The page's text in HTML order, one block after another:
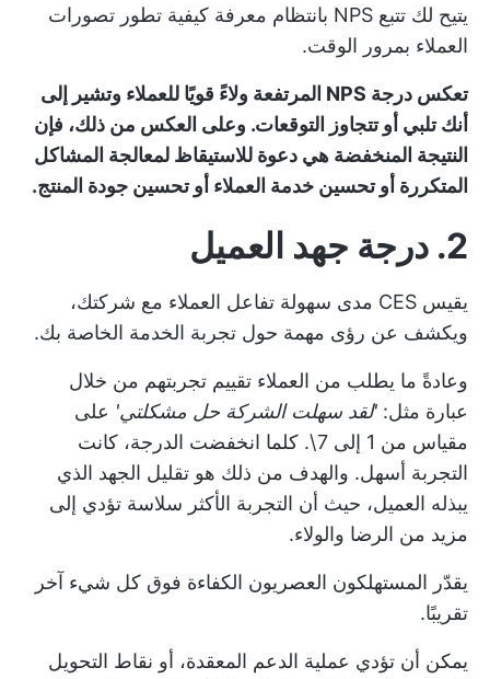
يتيح لك تتبع NPS بانتظام معرفة كيفية تطور تصورات
العملاء بمرور الوقت.
تعكس درجة NPS المرتفعة ولاءً قويًا للعملاء وتشير إلى
أنك تلبي أو تتجاوز التوقعات. وعلى العكس من ذلك، فإن
النتيجة المنخفضة هي دعوة للاستيقاظ لمعالجة المشاكل
المتكررة أو تحسين خدمة العملاء أو تحسين جودة المنتج.
2. درجة جهد العميل
يقيس CES مدى سهولة تفاعل العملاء مع شركتك،
ويكشف عن رؤى مهمة حول تجربة الخدمة الخاصة بك.
وعادةً ما يطلب من العملاء تقييم تجربتهم من خلال
عبارة مثل: 'لقد سهلت الشركة حل مشكلتي' على
مقياس من 1 إلى 7\. كلما انخفضت الدرجة، كانت
التجربة أسهل. والهدف من ذلك هو تقليل الجهد الذي
يبذله العميل، حيث أن التجربة الأكثر سلاسة تؤدي إلى
مزيد من الرضا والولاء.
يقدّر المستهلكون العصريون الكفاءة فوق كل شيء آخر
تقريبًا.
يمكن أن تؤدي عملية الدعم المعقدة، أو نقاط التحويل